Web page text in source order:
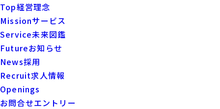
Top経営理念
Missionサービス
Service未来図鑑
Futureお知らせ
News採用
Recruit求人情報
Openings
お問合せエントリー